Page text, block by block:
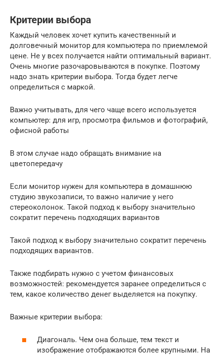
Критерии выбора
Каждый человек хочет купить качественный и
долговечный монитор для компьютера по приемлемой
цене. Не у всех получается найти оптимальный вариант.
Очень многие разочаровываются в покупке. Поэтому
надо знать критерии выбора. Тогда будет легче
определиться с маркой.
Важно учитывать, для чего чаще всего используется
компьютер: для игр, просмотра фильмов и фотографий,
офисной работы
В этом случае надо обращать внимание на
цветопередачу
Если монитор нужен для компьютера в домашнюю
студию звукозаписи, то важно наличие у него
стереоколонок. Такой подход к выбору значительно
сократит перечень подходящих вариантов
Такой подход к выбору значительно сократит перечень
подходящих вариантов.
Также подбирать нужно с учетом финансовых
возможностей: рекомендуется заранее определиться с
тем, какое количество денег выделяется на покупку.
Важные критерии выбора:
Диагональ. Чем она больше, тем текст и
изображение отображаются более крупными. На